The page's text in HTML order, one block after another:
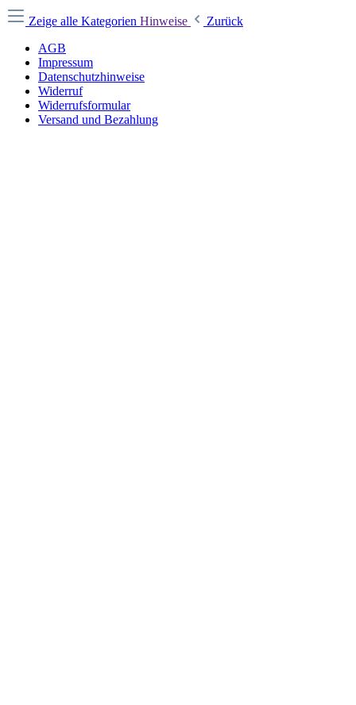
Zeige alle Kategorien Hinweise
Zurück
AGB
Impressum
Datenschutzhinweise
Widerruf
Widerrufsformular
Versand und Bezahlung